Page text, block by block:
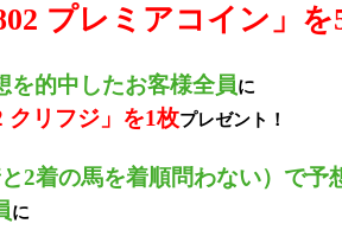
プレミアコイン」を
を的中したお客様全員に
クリフジ」を1枚プレゼント！
2着の馬を着順問わない）で予
に